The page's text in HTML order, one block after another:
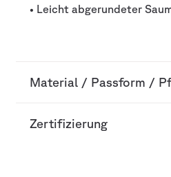
• Leicht abgerundeter
Material / Passform /
Zertifizierung